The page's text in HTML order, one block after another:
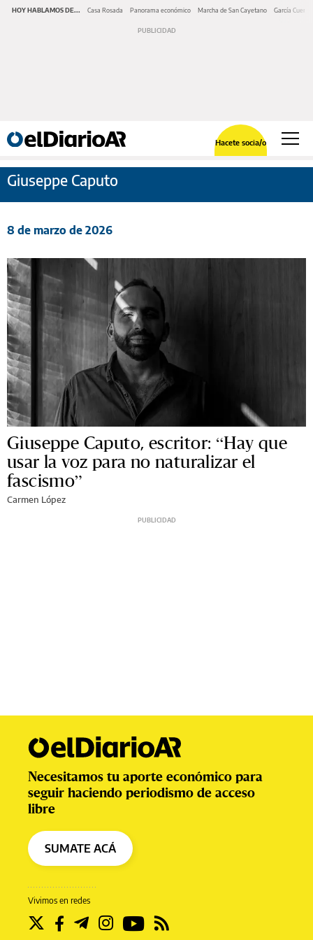
HOY HABLAMOS DE... Casa Rosada Panorama económico Marcha de San Cayetano García Cuerva
Hacete socia/o
Giuseppe Caputo
8 de marzo de 2026
Giuseppe Caputo, escritor: “Hay que
usar la voz para no naturalizar el
fascismo”
Carmen López
Vivimos en redes
Necesitamos tu aporte económico para
seguir haciendo periodismo de acceso
libre
SUMATE ACÁ